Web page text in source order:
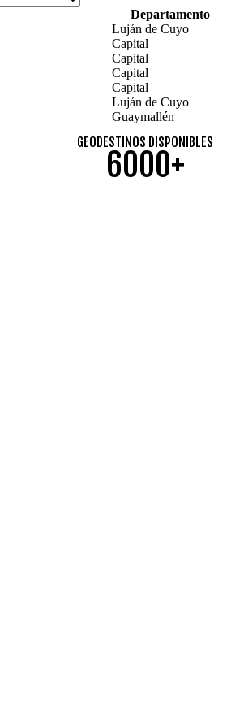
Departamento
Luján de Cuyo
Capital
Capital
Capital
Capital
Luján de Cuyo
Guaymallén
GEODESTINOS DISPONIBLES
6000+